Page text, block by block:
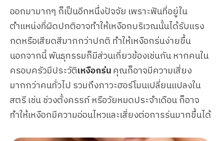
ออกมามากๆ ก็เป็นอีกหนึ่งปัจจัย เพราะฟันที่อยู่ใน
ตำแหน่งที่ผิดปกติอาจทำให้เหงือกบริเวณนั้นได้รับแรง
กดหรือเสียดสีมากกว่าปกติ ทำให้เหงือกร่นง่ายขึ้น
นอกจากนี้ พันธุกรรมก็มีส่วนเกี่ยวข้องเช่นกัน หากคนใน
ครอบครัวมีประวัติเหงือกร่นคุณก็อาจมีความเสี่ยง
มากกว่าคนทั่วไป รวมถึงภาวะฮอร์โมนเปลี่ยนแปลงใน
สตรี เช่น ช่วงตั้งครรภ์ หรือวัยหมดประจำเดือน ก็อาจ
ทำให้เหงือกมีความอ่อนไหวและเสี่ยงต่อการร่นมากขึ้นได้